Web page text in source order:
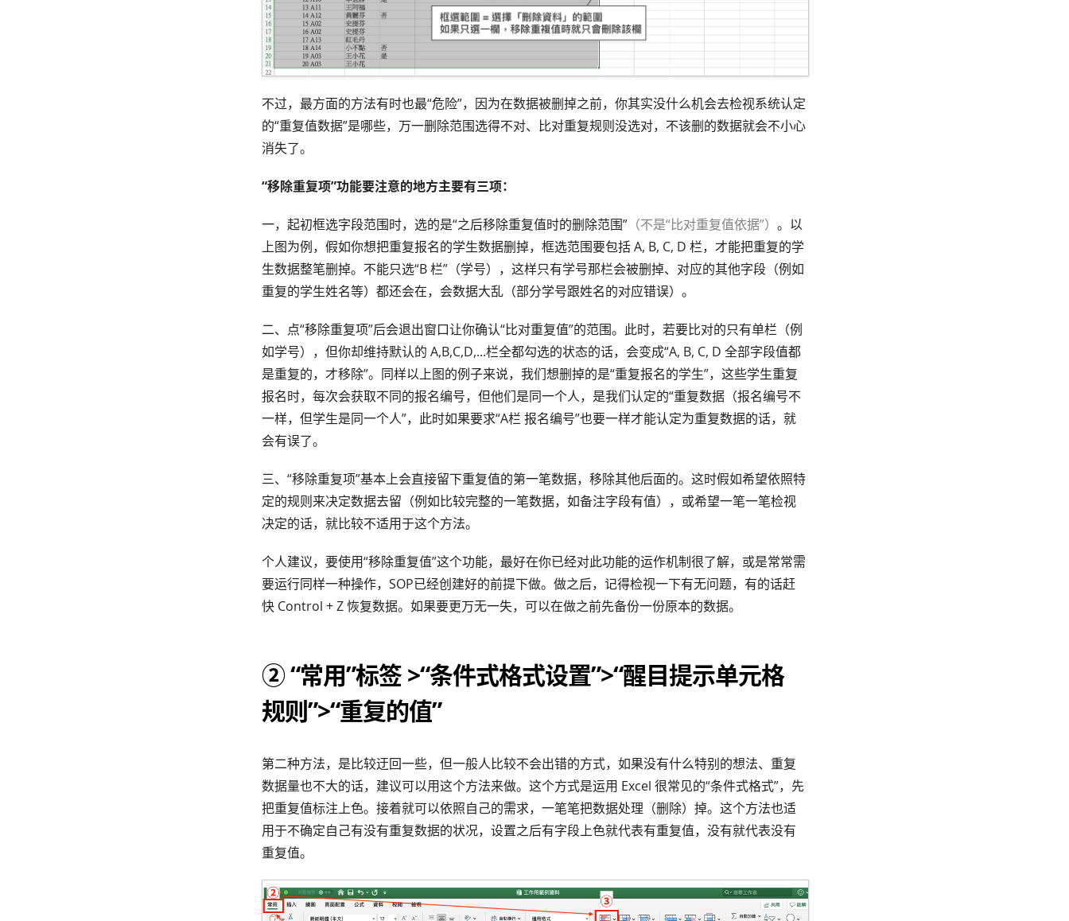
不过，最方面的方法有时也最“危险”，因为在数据被删掉之前，你其实没什么机会去检视系统认定
的“重复值数据”是哪些，万一删除范围选得不对、比对重复规则没选对，不该删的数据就会不小心
消失了。
“移除重复项”功能要注意的地方主要有三项：
一，起初框选字段范围时，选的是“之后移除重复值时的删除范围” （不是“比对重复值依据”）。以
上图为例，假如你想把重复报名的学生数据删掉，框选范围要包括 A, B, C, D 栏，才能把重复的学
生数据整笔删掉。不能只选“B 栏”（学号），这样只有学号那栏会被删掉、对应的其他字段（例如
重复的学生姓名等）都还会在，会数据大乱（部分学号跟姓名的对应错误）。
二、点“移除重复项”后会退出窗口让你确认“比对重复值”的范围。此时，若要比对的只有单栏（例
如学号），但你却维持默认的 A,B,C,D,...栏全都勾选的状态的话，会变成“A, B, C, D 全部字段值都
是重复的，才移除”。同样以上图的例子来说，我们想删掉的是“重复报名的学生”，这些学生重复
报名时，每次会获取不同的报名编号，但他们是同一个人，是我们认定的“重复数据（报名编号不
一样，但学生是同一个人”，此时如果要求“A栏 报名编号”也要一样才能认定为重复数据的话，就
会有误了。
三、“移除重复项”基本上会直接留下重复值的第一笔数据，移除其他后面的。这时假如希望依照特
定的规则来决定数据去留（例如比较完整的一笔数据，如备注字段有值），或希望一笔一笔检视
决定的话，就比较不适用于这个方法。
个人建议，要使用“移除重复值”这个功能，最好在你已经对此功能的运作机制很了解，或是常常需
要运行同样一种操作，SOP已经创建好的前提下做。做之后，记得检视一下有无问题，有的话赶
快 Control + Z 恢复数据。如果要更万无一失，可以在做之前先备份一份原本的数据。
② “常用”标签 >“条件式格式设置”>“醒目提示单元格
规则”>“重复的值”
第二种方法，是比较迂回一些，但一般人比较不会出错的方式，如果没有什么特别的想法、重复
数据量也不大的话，建议可以用这个方法来做。这个方式是运用 Excel 很常见的“条件式格式”，先
把重复值标注上色。接着就可以依照自己的需求，一笔笔把数据处理（删除）掉。这个方法也适
用于不确定自己有没有重复数据的状况，设置之后有字段上色就代表有重复值，没有就代表没有
重复值。